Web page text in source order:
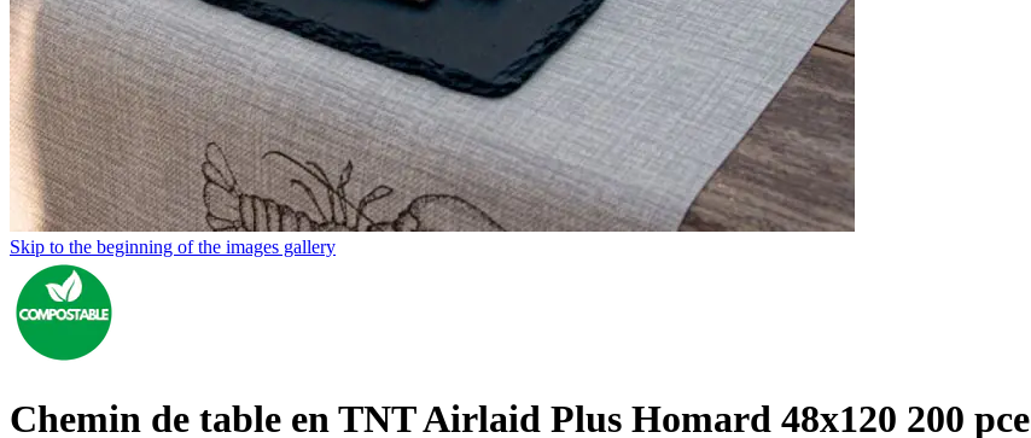
Skip to the beginning of the images gallery
Chemin de table en TNT Airlaid Plus Homard 48x120 200 pce